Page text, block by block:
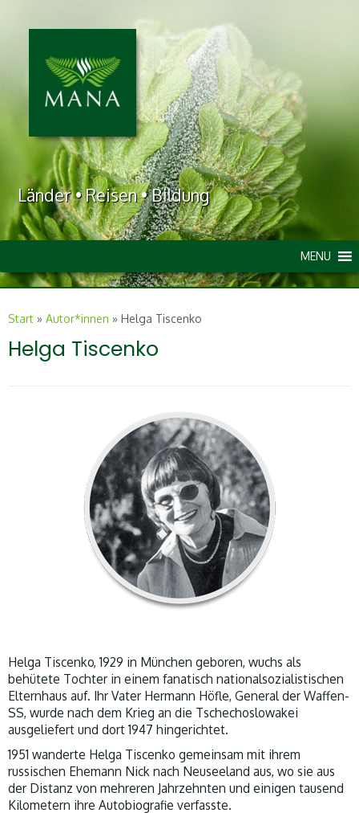
Länder • Reisen • Bildung
MENU
Start » Autor*innen » Helga Tiscenko
Helga Tiscenko
Helga Tiscenko, 1929 in München geboren, wuchs als
behütete Tochter in einem fanatisch nationalsozialistischen
Elternhaus auf. Ihr Vater Hermann Höfle, General der Waffen-
SS, wurde nach dem Krieg an die Tschechoslowakei
ausgeliefert und dort 1947 hingerichtet.
1951 wanderte Helga Tiscenko gemeinsam mit ihrem
russischen Ehemann Nick nach Neuseeland aus, wo sie aus
der Distanz von mehreren Jahrzehnten und einigen tausend
Kilometern ihre Autobiografie verfasste.